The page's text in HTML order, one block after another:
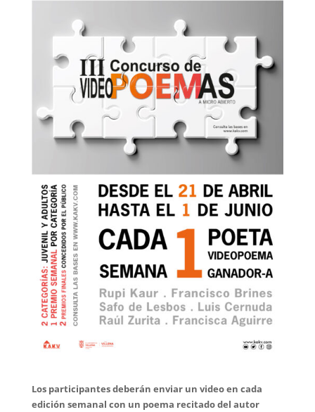
Los participantes deberán enviar un video en cada
edición semanal con un poema recitado del autor